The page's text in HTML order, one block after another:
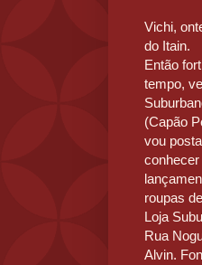
Vichi,
do Itain.
Então
tempo,
(Capão
vou
roupas
Loja
Rua
Alvin.